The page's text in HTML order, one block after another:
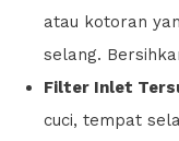
atau kotoran
selang.
Filter Inlet
cuci, tempat